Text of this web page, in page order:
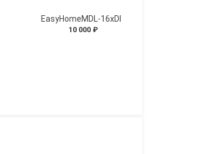
EasyHomeMDL-16xDI
10 000 ₽